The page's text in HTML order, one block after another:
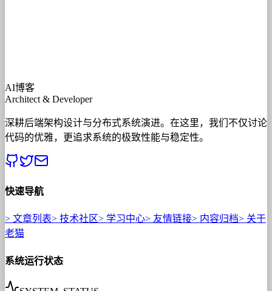
AI博客
Architect & Developer
深耕后端架构设计与分布式系统演进。在这里，我们不仅讨论
代码的优雅，更追求系统的极致性能与稳定性。
快速导航
> 文章列表> 技术社区> 学习中心> 友情链接> 内容归档> 关于
老猫
系统运行状态